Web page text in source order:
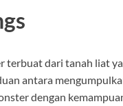
terbuat dari tanah liat
antara
dengan